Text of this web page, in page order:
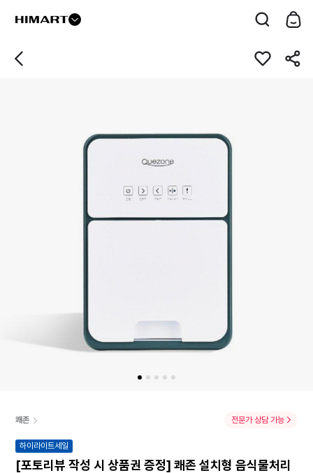
쾌존 전문가 상담 가능
하이라이트세일
[포토리뷰 작성 시 상품권 증정] 쾌존 설치형 음식물처리